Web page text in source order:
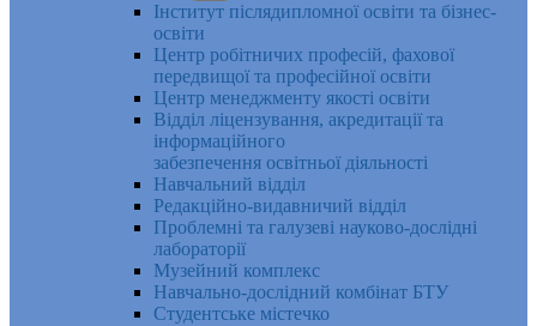
Інститут післядипломної освіти та бізнес-
освіти
Центр робітничих професій, фахової
передвищої та професійної освіти
Центр менеджменту якості освіти
Відділ ліцензування, акредитації та
інформаційного
забезпечення освітньої діяльності
Навчальний відділ
Редакційно-видавничий відділ
Проблемні та галузеві науково-дослідні
лабораторії
Музейний комплекс
Навчально-дослідний комбінат БТУ
Студентське містечко